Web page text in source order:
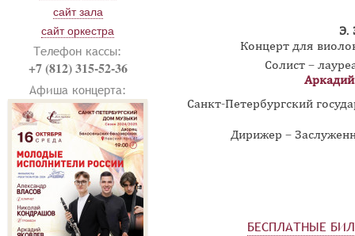
сайт зала
сайт оркестра
Телефон кассы:
+7 (812) 315-52-36
Афиша концерта:
Э.
Концерт для
Солист –
Санкт-Петербургский
Дирижер –
БЕСПЛАТНЫЕ